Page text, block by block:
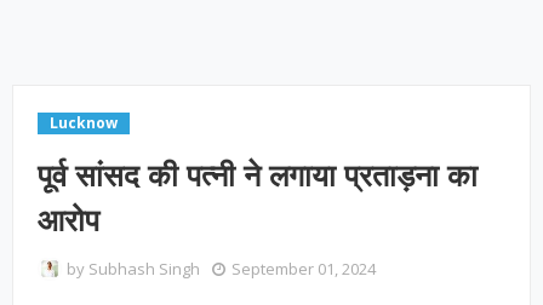
Lucknow
पूर्व सांसद की पत्नी ने लगाया प्रताड़ना का
आरोप
by Subhash Singh September 01, 2024